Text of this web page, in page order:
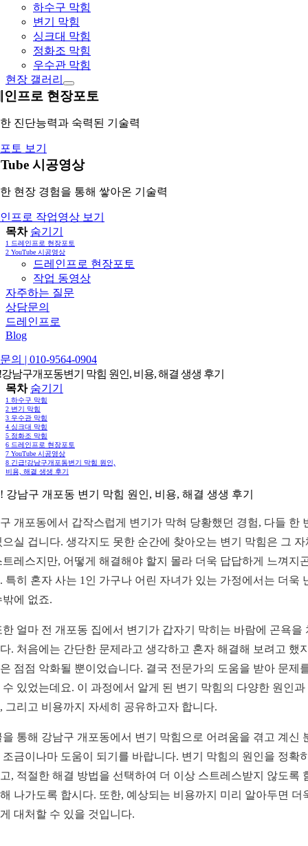
하수구 막힘
변기 막힘
싱크대 막힘
정화조 막힘
우수관 막힘
현장 갤러리
인프로 현장포토
진단능력과 숙력된 기술력
토 보기
시공영상
현장 경험을 통해 쌓아온 기술력
프로 작업영상 보기
목차 숨기기
1 드레인프로 현장포토
2 YouTube 시공영상
드레인프로 현장포토
작업 동영상
자주하는 질문
상담문의
드레인프로
Blog
의 | 010-9564-0904
남구개포동변기 막힘 원인, 비용, 해결 생생 후기
목차 숨기기
1 하수구 막힘
2 변기 막힘
3 우수관 막힘
4 싱크대 막힘
5 정화조 막힘
6 드레인프로 현장포토
7 YouTube 시공영상
8 긴급!강남구개포동변기 막힘 원인,
비용, 해결 생생 후기
강남구 개포동 변기 막힘 원인, 비용, 해결 생생 후기
개포동에서 갑작스럽게 변기가 막혀 당황했던 경험, 다들 한
으실 겁니다. 생각지도 못한 순간에 찾아오는 변기 막힘은 그 자
트레스지만, 어떻게 해결해야 할지 몰라 더욱 답답하게 느껴지
특히 혼자 사는 1인 가구나 어린 자녀가 있는 가정에서는 더욱
밖에 없죠.
한 얼마 전 개포동 집에서 변기가 갑자기 막히는 바람에 곤욕을
. 처음에는 간단한 문제라고 생각하고 혼자 해결해 보려고 했
점점 악화될 뿐이었습니다. 결국 전문가의 도움을 받아 문제
수 있었는데요. 이 과정에서 알게 된 변기 막힘의 다양한 원인과
그리고 비용까지 자세히 공유하고자 합니다.
을 통해 강남구 개포동에서 변기 막힘으로 어려움을 겪고 계신
조금이나마 도움이 되기를 바랍니다. 변기 막힘의 원인을 정확
, 적절한 해결 방법을 선택하여 더 이상 스트레스받지 않도록
나가도록 합시다. 또한, 예상되는 비용까지 미리 알아두면 더
대처할 수 있을 것입니다.